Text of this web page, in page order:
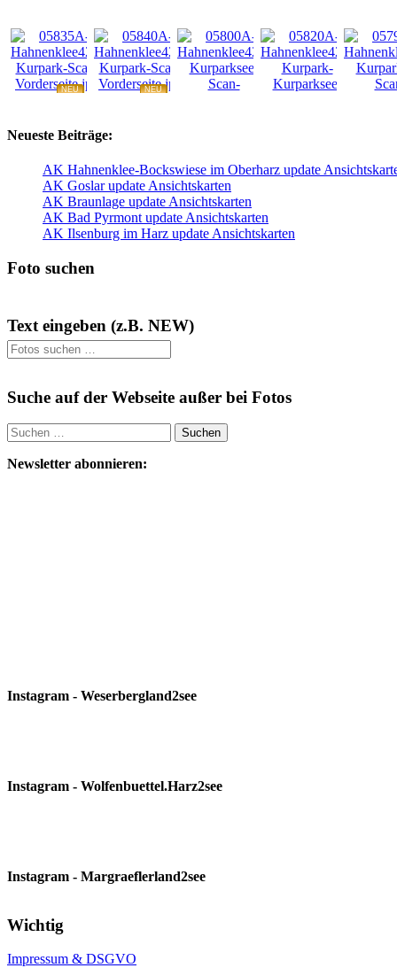
NEU
NEU
Neueste Beiträge:
AK Hahnenklee-Bockswiese im Oberharz update
AK Goslar update Ansichtskarten
AK Braunlage update Ansichtskarten
AK Bad Pyrmont update Ansichtskarten
AK Ilsenburg im Harz update Ansichtskarten
Foto suchen
Text eingeben (z.B. NEW)
Suche auf der Webseite außer bei Fotos
Suchen
nach:
Newsletter abonnieren:
Instagram - Weserbergland2see
Instagram - Wolfenbuettel.Harz2see
Instagram - Margraeflerland2see
Wichtig
Impressum & DSGVO